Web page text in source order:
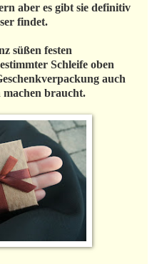
aber es gibt sie definitiv
findet.
süßen festen
Schleife oben
auch
machen braucht.